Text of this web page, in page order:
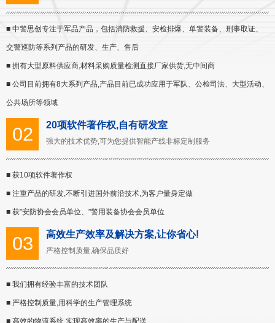
■ 中警思创专注于军品产品，包括消防救援、安检排爆、单警装备、刑事取证、
交警巡防等系列产品的研发、生产、售后
■ 拥有大型原料供应商,材料采购质量检测直接厂家供货,无中间商
■ 公司目前拥有8大系列产品,产品目前已成功应用于军队、公检司法、大型活动、
公共场所等领域
02 20项软件著作权,自有研发室
强大的技术优势,可为您提供智能产线非标定制服务
■ 获10项软件著作权
■ 注重产品的研发,不断引进国外前沿技术,为客户量身定做
■ 获"安防协会会员单位、"警用装备协会会员单位
03 高效生产效率及解决方案,让你省心!
严格控制质量,确保品质好
■ 我们拥有经验丰富的技术团队
■ 严格控制质量,用科学的生产管理系统
■ 高效的物流系统,实现高效率的生产与配送